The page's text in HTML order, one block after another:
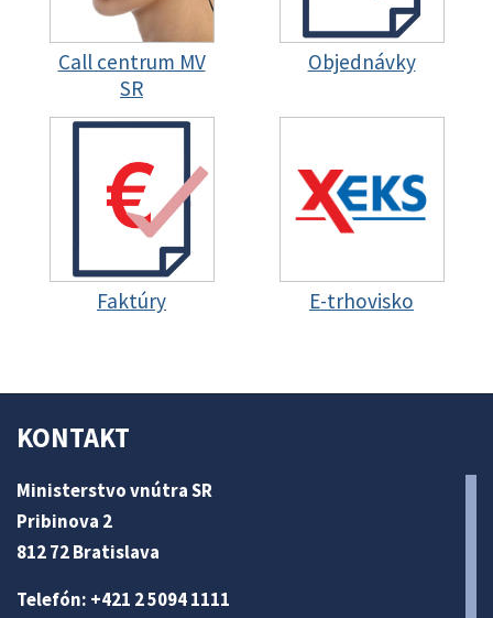
Call centrum MV
SR
Objednávky
Faktúry E-trhovisko
KONTAKT
Ministerstvo vnútra SR
Pribinova 2
812 72 Bratislava
Telefón: +421 2 5094 1111